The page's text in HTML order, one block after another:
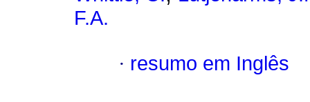
F.A.
· resumo em Inglês